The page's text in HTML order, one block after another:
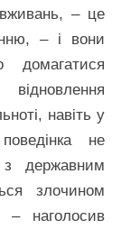
– це
– і вони
навіть у
не
з державним
злочином
– наголосив